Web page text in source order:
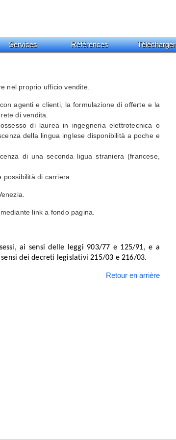
Services Références Télécharger
nel proprio ufficio vendite.
agenti e clienti, la formulazione di offerte e la
di vendita.
di laurea in ingegneria elettrotecnica o
della lingua inglese disponibilità a poche e
di una seconda ligua straniera (francese,
di carriera.
link a fondo pagina
ai sensi delle leggi 903/77 e 125/91, e a
dei decreti legislativi 215/03 e 216/03.
Retour en arrière